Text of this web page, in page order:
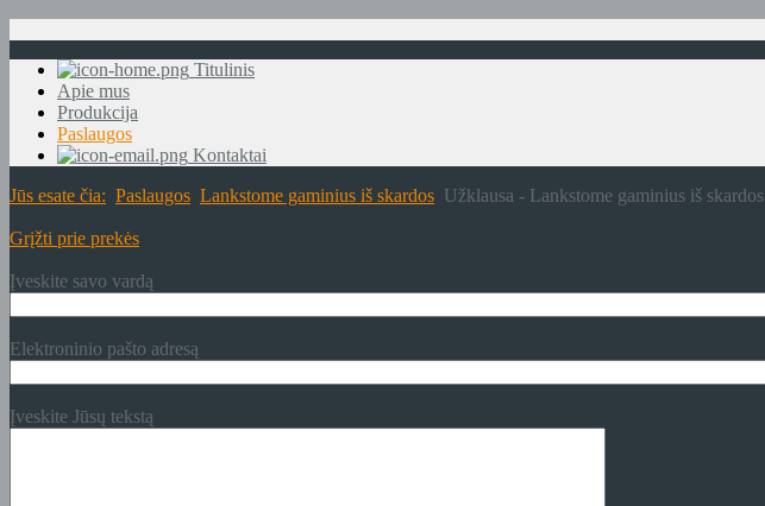
Titulinis
Apie mus
Produkcija
Paslaugos
Kontaktai
Jūs esate čia: Paslaugos Lankstome gaminius iš skardos Užklausa - Lankstome gaminius iš skardos
Grįžti prie prekės
Įveskite savo vardą
Elektroninio pašto adresą
Įveskite Jūsų tekstą